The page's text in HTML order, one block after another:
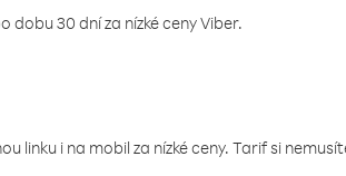
30 dní za nízké ceny Viber.
linku i na mobil za nízké ceny. Tarif si